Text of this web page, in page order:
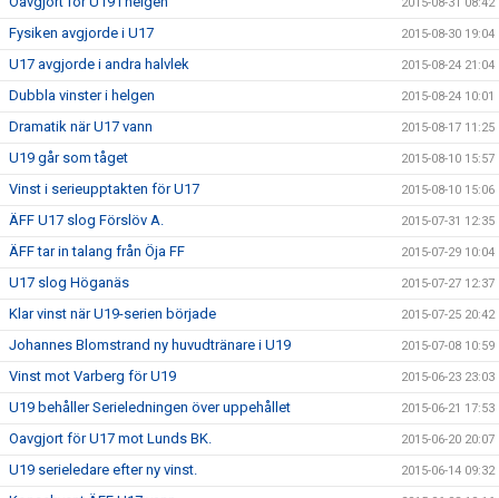
Fysiken avgjorde i U17 2015-08-30 19:04
U17 avgjorde i andra halvlek 2015-08-24 21:04
Dubbla vinster i helgen 2015-08-24 10:01
Dramatik när U17 vann 2015-08-17 11:25
U19 går som tåget 2015-08-10 15:57
Vinst i serieupptakten för U17 2015-08-10 15:06
ÄFF U17 slog Förslöv A. 2015-07-31 12:35
ÄFF tar in talang från Öja FF 2015-07-29 10:04
U17 slog Höganäs 2015-07-27 12:37
Klar vinst när U19-serien började 2015-07-25 20:42
Johannes Blomstrand ny huvudtränare i U19 2015-07-08 10:59
Vinst mot Varberg för U19 2015-06-23 23:03
U19 behåller Serieledningen över uppehållet 2015-06-21 17:53
Oavgjort för U17 mot Lunds BK. 2015-06-20 20:07
U19 serieledare efter ny vinst. 2015-06-14 09:32